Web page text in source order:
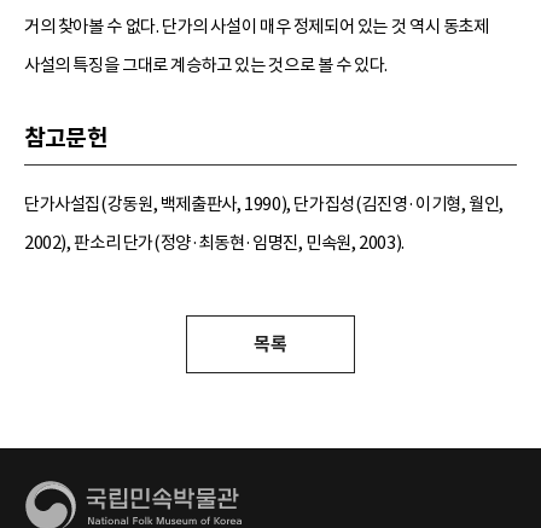
거의 찾아볼 수 없다. 단가의 사설이 매우 정제되어 있는 것 역시 동초제
사설의 특징을 그대로 계승하고 있는 것으로 볼 수 있다.
참고문헌
단가사설집(강동원, 백제출판사, 1990), 단가집성(김진영·이기형, 월인,
2002), 판소리 단가(정양·최동현·임명진, 민속원, 2003).
목록